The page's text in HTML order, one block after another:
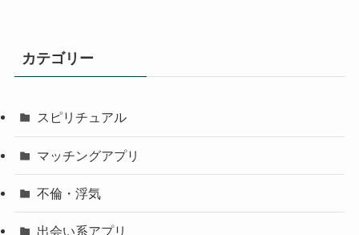
カテゴリー
スピリチュアル
マッチングアプリ
不倫・浮気
出会い系アプリ